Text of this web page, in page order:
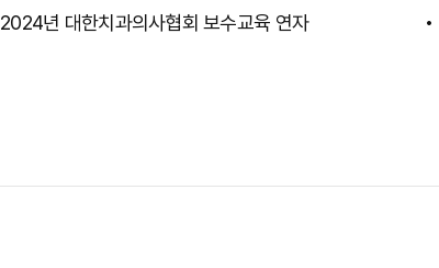
2024년 대한치과의사협회 보수교육 연자